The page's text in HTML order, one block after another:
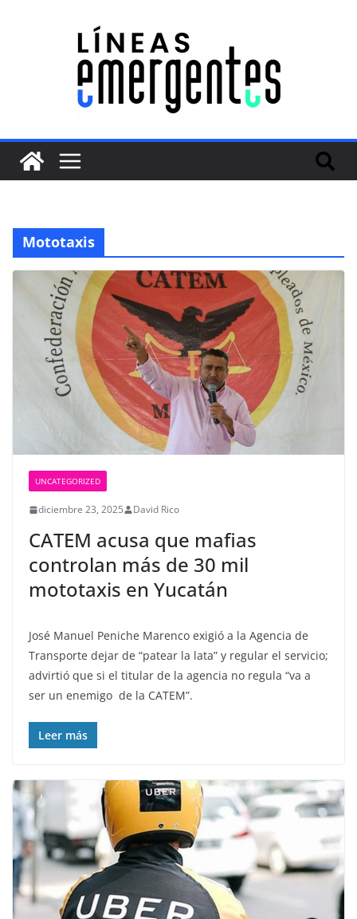
Mototaxis
UNCATEGORIZED
diciembre 23, 2025 David Rico
CATEM acusa que mafias
controlan más de 30 mil
mototaxis en Yucatán
José Manuel Peniche Marenco exigió a la Agencia de
Transporte dejar de “patear la lata” y regular el servicio;
advirtió que si el titular de la agencia no regula “va a
ser un enemigo de la CATEM”.
Leer más